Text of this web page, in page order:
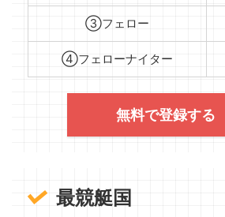
③フェロー
④フェローナイター
無料で登録する
最競艇国